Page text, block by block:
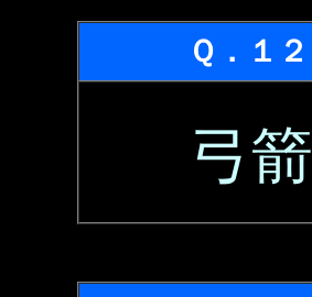
Ｑ．１２
弓箭